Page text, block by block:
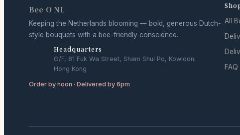
Bee O NL
Keeping the Netherlands blooming — bold, generous Dutch-
style bouquets with a bee-friendly conscience.
Headquarters
G/F, 81 Fuk Wa Street, Sham Shui Po, Kowloon,
Hong Kong
Order by noon · Delivered by 6pm
All
FAQ